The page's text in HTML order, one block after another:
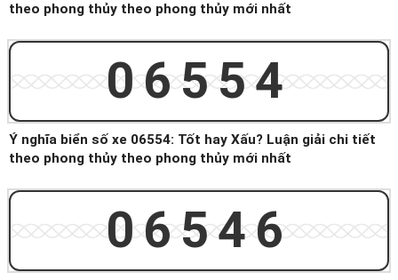
theo phong thủy theo phong thủy mới nhất
06554
Ý nghĩa biển số xe 06554: Tốt hay Xấu? Luận giải chi tiết
theo phong thủy theo phong thủy mới nhất
06546